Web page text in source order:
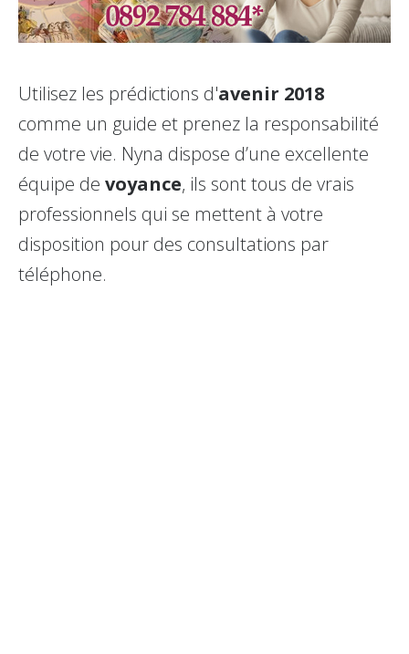
Utilisez les prédictions d'avenir 2018
comme un guide et prenez la responsabilité
de votre vie. Nyna dispose d’une excellente
équipe de voyance, ils sont tous de vrais
professionnels qui se mettent à votre
disposition pour des consultations par
téléphone.